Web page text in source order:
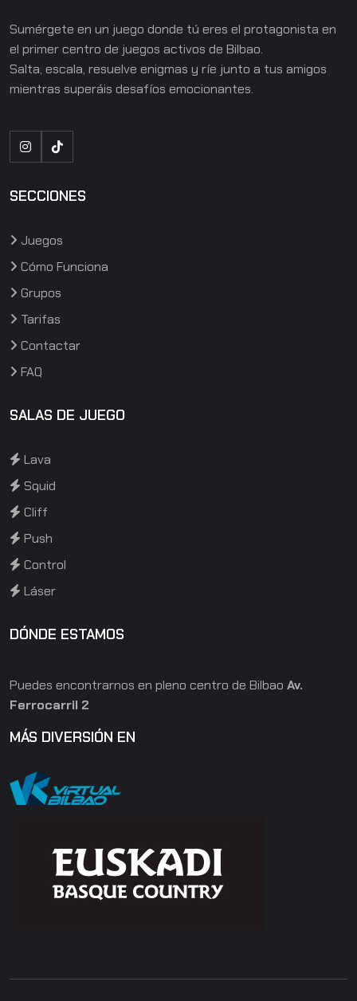
Sumérgete en un juego donde tú eres el protagonista en
el primer centro de juegos activos de Bilbao.
Salta, escala, resuelve enigmas y ríe junto a tus amigos
mientras superáis desafíos emocionantes.
SECCIONES
Juegos
Cómo Funciona
Grupos
Tarifas
Contactar
FAQ
SALAS DE JUEGO
Lava
Squid
Cliff
Push
Control
Láser
DÓNDE ESTAMOS
Puedes encontrarnos en pleno centro de Bilbao Av.
Ferrocarril 2
MÁS DIVERSIÓN EN